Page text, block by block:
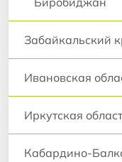
Забайкальский
Ивановская
Иркутская
Кабардино-